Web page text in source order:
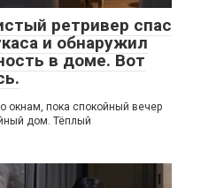
ретривер спас
и обнаружил
в доме. Вот
окнам, пока спокойный вечер
дом. Тёплый